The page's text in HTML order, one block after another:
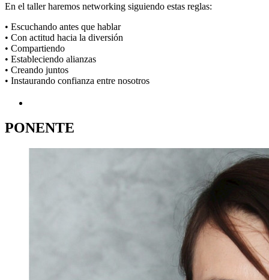
En el taller haremos networking siguiendo estas reglas:
• Escuchando antes que hablar
• Con actitud hacia la diversión
• Compartiendo
• Estableciendo alianzas
• Creando juntos
• Instaurando confianza entre nosotros
PONENTE